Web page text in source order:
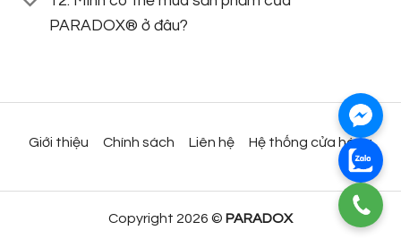
PARADOX® ở đâu?
Giới thiệu Chính sách Liên hệ Hệ thống cửa hàng
Copyright 2026 © PARADOX